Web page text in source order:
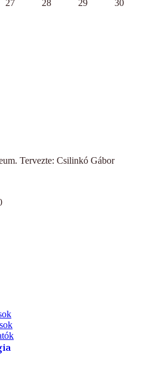
27 28 29
30
Tervezte: Csilinkó Gábor